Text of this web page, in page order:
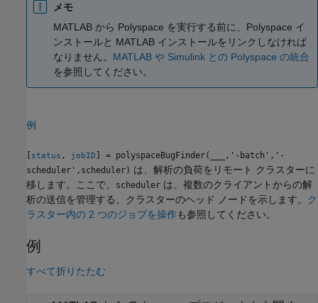
メモ
MATLAB から Polyspace を実行する前に、Polyspace イ
ンストールと MATLAB インストールをリンクしなければ
なりません。 MATLAB や Simulink との Polyspace の統合
を参照してください。
例
[ status , jobID ] = polyspaceBugFinder(
,'-batch','-
scheduler',scheduler) は、解析の負荷をリモート クラスターに
移します。ここで、
scheduler は、複数のクライアントからの解
析の送信を管理する、クラスターのヘッド ノードを示します。
ク
ラスター内の 2 つのジョブを操作も参照してください。
例
すべて折りたたむ